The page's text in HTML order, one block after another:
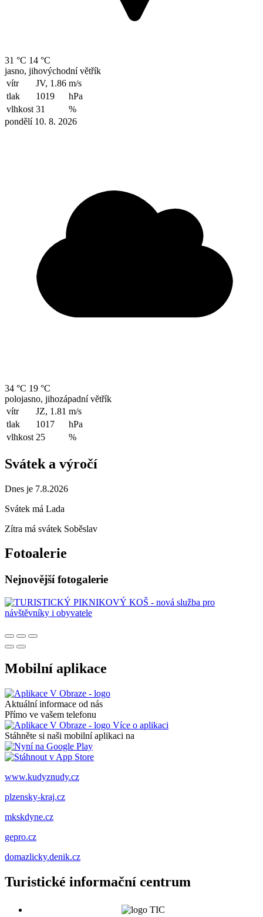
31 °C 14 °C
jasno, jihovýchodní větřík
vítr
JV, 1.86 m/s
tlak
1019
hPa
vlhkost 31
%
pondělí 10. 8. 2026
34 °C 19 °C
polojasno, jihozápadní větřík
vítr
JZ, 1.81 m/s
tlak
1017
hPa
vlhkost 25 %
Svátek a výročí
Dnes je 7.8.2026
Svátek má Lada
Zítra má svátek Soběslav
Fotoalerie
Nejnovější fotogalerie
Mobilní aplikace
Aktuální informace od nás
Přímo ve vašem telefonu
Více o aplikaci
Stáhněte si naši mobilní aplikaci na
www.kudyznudy.cz
plzensky-kraj.cz
mkskdyne.cz
gepro.cz
domazlicky.denik.cz
Turistické informační centrum